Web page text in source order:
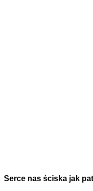
Serce nas ściska jak